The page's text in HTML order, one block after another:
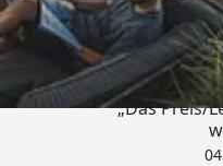
„Das Preis/